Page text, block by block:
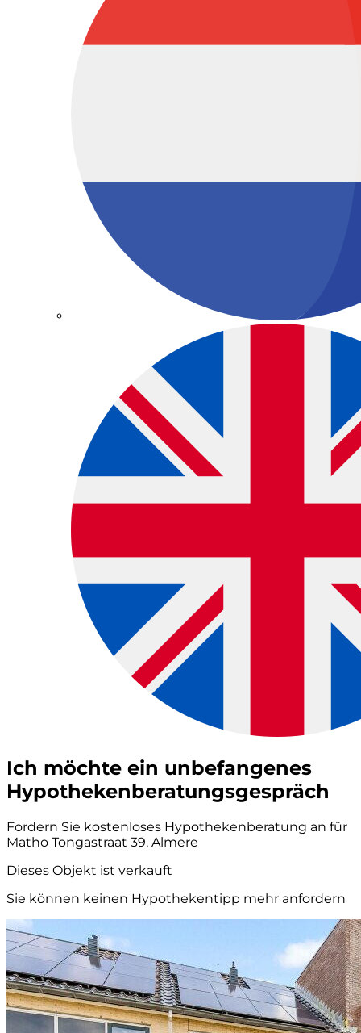
Ich möchte ein unbefangenes
Hypothekenberatungsgespräch
Fordern Sie kostenloses Hypothekenberatung an für
Matho Tongastraat 39, Almere
Dieses Objekt ist verkauft
Sie können keinen Hypothekentipp mehr anfordern